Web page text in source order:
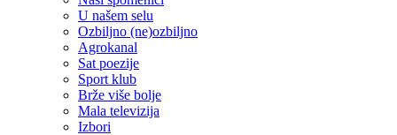
U našem selu
Ozbiljno (ne)ozbiljno
Agrokanal
Sat poezije
Sport klub
Brže više bolje
Mala televizija
Izbori